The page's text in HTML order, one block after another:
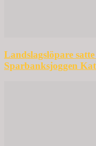
Landslagslöpare
Sparbanksjoggen